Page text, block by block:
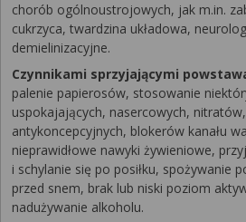
chorób ogólnoustrojowych, jak m.in.
cukrzyca, twardzina układowa,
demielinizacyjne.
Czynnikami sprzyjającymi
palenie papierosów, stosowanie
uspokajających, nasercowych,
antykoncepcyjnych, blokerów kanału
nieprawidłowe nawyki żywieniowe,
i schylanie się po posiłku, spożywanie
przed snem, brak lub niski poziom
nadużywanie alkoholu.